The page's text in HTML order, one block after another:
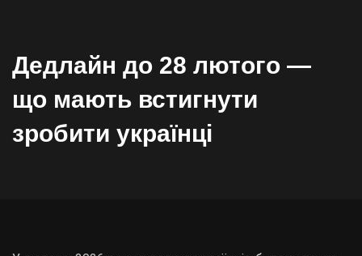
Дедлайн до 28 лютого —
що мають встигнути
зробити українці